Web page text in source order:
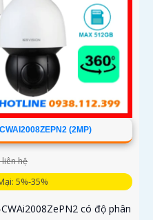
(2MP)
liên hệ
5%-35%
có độ phân